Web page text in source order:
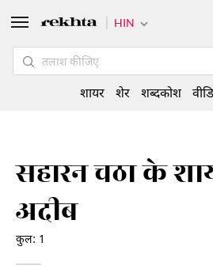
सहारन चठा के
अदीब
कुल: 1
HIN
शायर शेर शब्दकोश